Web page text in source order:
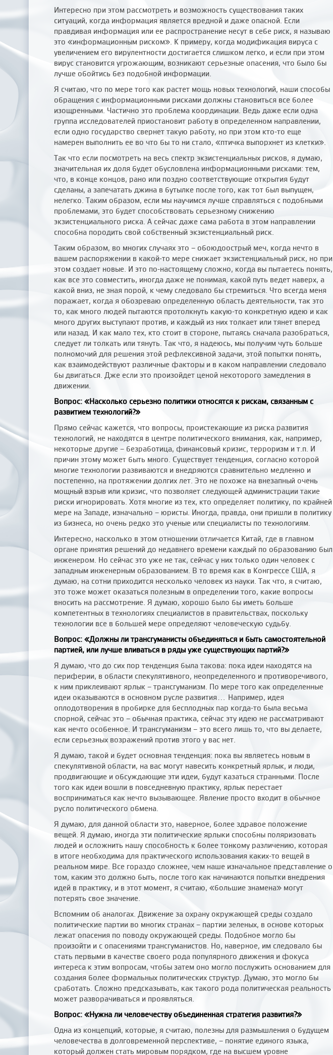
Интересно при этом рассмотреть и возможность существования таких
ситуаций, когда информация является вредной и даже опасной. Если
правдивая информация или ее распространение несут в себе риск, я называю
это «информационным риском». К примеру, когда модификация вируса с
увеличением его вирулентности достигается слишком легко, и если при этом
вирус становится угрожающим, возникают серьезные опасения, что было бы
лучше обойтись без подобной информации.
Я считаю, что по мере того как растет мощь новых технологий, наши способы
обращения с информационными рисками должны становиться все более
изощренными. Частично это проблема координации. Ведь даже если одна
группа исследователей приостановит работу в определенном направлении,
если одно государство свернет такую работу, но при этом кто-то еще
намерен выполнить ее во что бы то ни стало, «птичка выпорхнет из клетки».
Так что если посмотреть на весь спектр экзистенциальных рисков, я думаю,
значительная их доля будет обусловлена информационными рисками: тем,
что, в конце концов, рано или поздно соответствующие открытия будут
сделаны, а запечатать джина в бутылке после того, как тот был выпущен,
нелегко. Таким образом, если мы научимся лучше справляться с подобными
проблемами, это будет способствовать серьезному снижению
экзистенциального риска. А сейчас даже сама работа в этом направлении
способна породить свой собственный экзистенциальный риск.
Таким образом, во многих случаях это – обоюдоострый меч, когда нечто в
вашем распоряжении в какой-то мере снижает экзистенциальный риск, но при
этом создает новые. И это по-настоящему сложно, когда вы пытаетесь понять,
как все это совместить, иногда даже не понимая, какой путь ведет наверх, а
какой вниз, не зная порой, к чему следовало бы стремиться. Что всегда меня
поражает, когда я обозреваю определенную область деятельности, так это
то, как много людей пытаются протолкнуть какую-то конкретную идею и как
много других выступают против, и каждый из них толкает или тянет вперед
или назад. И как мало тех, кто стоит в стороне, пытаясь сначала разобраться,
следует ли толкать или тянуть. Так что, я надеюсь, мы получим чуть больше
полномочий для решения этой рефлексивной задачи, этой попытки понять,
как взаимодействуют различные факторы и в каком направлении следовало
бы двигаться. Дже если это произойдет ценой некоторого замедления в
движении.
Вопрос: «Насколько серьезно политики относятся к рискам, связанным с
развитием технологий?»
Прямо сейчас кажется, что вопросы, проистекающие из риска развития
технологий, не находятся в центре политического внимания, как, например,
некоторые другие – безработица, финансовый кризис, терроризм и т.п. И
причин этому может быть много. Существует тенденция, согласно которой
многие технологии развиваются и внедряются сравнительно медленно и
постепенно, на протяжении долгих лет. Это не похоже на внезапный очень
мощный взрыв или кризис, что позволяет следующей администрации такие
риски игнорировать. Хотя многие из тех, кто определяет политику, по крайней
мере на Западе, изначально – юристы. Иногда, правда, они пришли в политику
из бизнеса, но очень редко это ученые или специалисты по технологиям.
Интересно, насколько в этом отношении отличается Китай, где в главном
органе принятия решений до недавнего времени каждый по образованию был
инженером. Но сейчас это уже не так, сейчас у них только один человек с
западным инженерным образованием. В то время как в Конгрессе США, я
думаю, на сотни приходится несколько человек из науки. Так что, я считаю,
это тоже может оказаться полезным в определении того, какие вопросы
вносить на рассмотрение. Я думаю, хорошо было бы иметь больше
компетентных в технологиях специалистов в правительствах, поскольку
технологии все в большей мере определяют человеческую судьбу.
Вопрос: «Должны ли трансгуманисты объединяться и быть самостоятельной
партией, или лучше вливаться в ряды уже существующих партий?»
Я думаю, что до сих пор тенденция была такова: пока идеи находятся на
периферии, в области спекулятивного, неопределенного и противоречивого,
к ним приклеивают ярлык – трансгуманизм. По мере того как определенные
идеи оказываются в основном русле развития... Например, идея
оплодотворения в пробирке для бесплодных пар когда-то была весьма
спорной, сейчас это – обычная практика, сейчас эту идею не рассматривают
как нечто особенное. И трансгуманизм – это всего лишь то, что вы делаете,
если серьезных возражений против этого у вас нет.
Я думаю, такой и будет основная тенденция: пока вы являетесь новым в
спекулятивной области, на вас могут навесить конкретный ярлык, и люди,
продвигающие и обсуждающие эти идеи, будут казаться странными. После
того как идеи вошли в повседневную практику, ярлык перестает
восприниматься как нечто вызывающее. Явление просто входит в обычное
русло политического обмена.
Я думаю, для данной области это, наверное, более здравое положение
вещей. Я думаю, иногда эти политические ярлыки способны поляризовать
людей и осложнить нашу способность к более тонкому различению, которая
в итоге необходима для практического использования каких-то вещей в
реальном мире. Все гораздо сложнее, чем наше изначальное представление о
том, каким это должно быть, после того как начинаются попытки внедрения
идей в практику, и в этот момент, я считаю, «большие знамена» могут
потерять свое значение.
Вспомним об аналогах. Движение за охрану окружающей среды создало
политические партии во многих странах – партии зеленых, в основе которых
лежат опасения по поводу окружающей среды. Подобное могло бы
произойти и с опасениями трансгуманистов. Но, наверное, им следовало бы
стать первыми в качестве своего рода популярного движения и фокуса
интереса к этим вопросам, чтобы затем оно могло послужить основанием для
создания более формальных политических структур. Думаю, это могло бы
сработать. Сложно предсказывать, как такого рода политическая реальность
может разворачиваться и проявляться.
Вопрос: «Нужна ли человечеству объединенная стратегия развития?»
Одна из концепций, которые, я считаю, полезны для размышления о будущем
человечества в долговременной перспективе, – понятие единого языка,
который должен стать мировым порядком, где на высшем уровне